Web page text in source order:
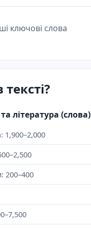
ключові слова
література (слова)
1,900–2,000
200–400